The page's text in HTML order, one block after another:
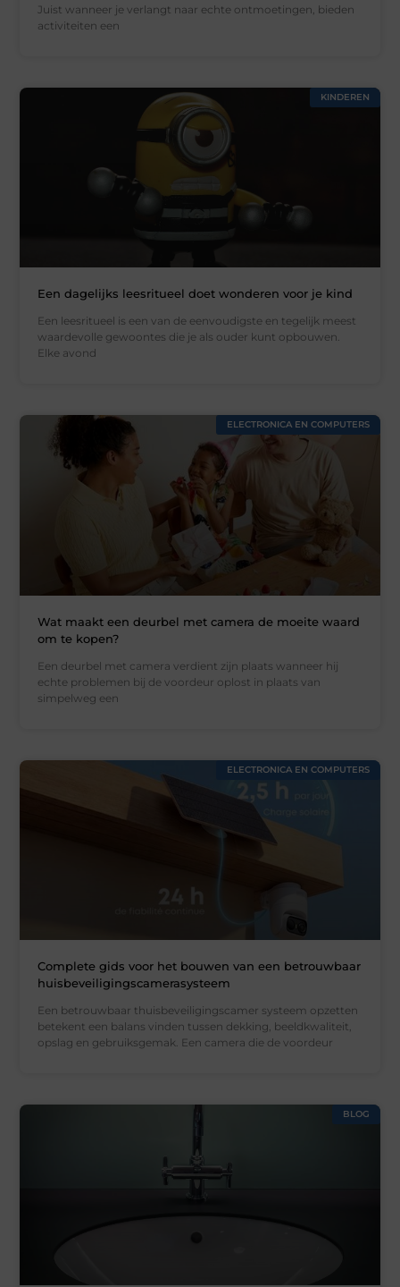
Juist wanneer je verlangt naar echte ontmoetingen, bieden
activiteiten een
KINDEREN
Een dagelijks leesritueel doet wonderen voor je kind
Een leesritueel is een van de eenvoudigste en tegelijk meest
waardevolle gewoontes die je als ouder kunt opbouwen.
Elke avond
ELECTRONICA EN COMPUTERS
Wat maakt een deurbel met camera de moeite waard
om te kopen?
Een deurbel met camera verdient zijn plaats wanneer hij
echte problemen bij de voordeur oplost in plaats van
simpelweg een
ELECTRONICA EN COMPUTERS
Complete gids voor het bouwen van een betrouwbaar
huisbeveiligingscamerasysteem
Een betrouwbaar thuisbeveiligingscamer systeem opzetten
betekent een balans vinden tussen dekking, beeldkwaliteit,
opslag en gebruiksgemak. Een camera die de voordeur
BLOG